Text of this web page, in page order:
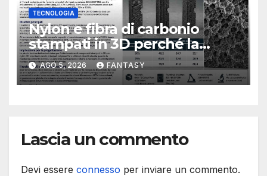
TECNOLOGIA
Nylon e fibra di carbonio
stampati in 3D perché la
resistenza agli urti dipende
dal processo
AGO 5, 2026 FANTASY
Lascia un commento
Devi essere connesso per inviare un commento.